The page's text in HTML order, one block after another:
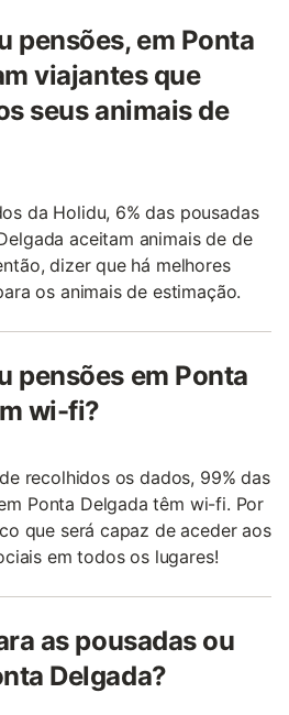
pensões, em Ponta
viajantes que
seus animais de
da Holidu, 6% das pousadas
aceitam animais de de
dizer que há melhores
os animais de estimação.
pensões em Ponta
wi-fi?
recolhidos os dados, 99% das
Ponta Delgada têm wi-fi. Por
que será capaz de aceder aos
em todos os lugares!
as pousadas ou
Delgada?